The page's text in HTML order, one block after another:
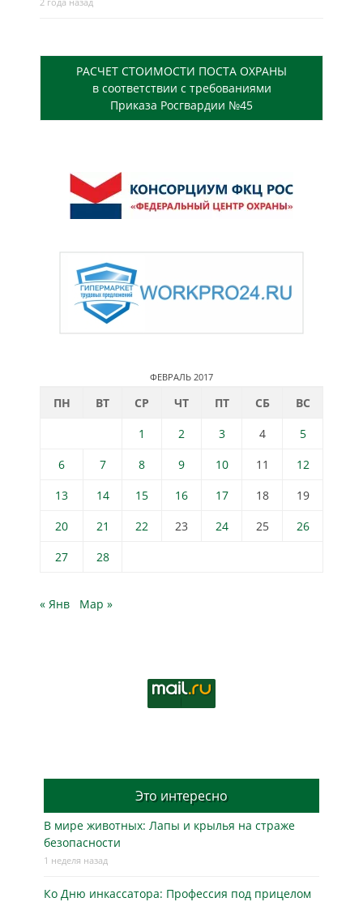
РАСЧЕТ СТОИМОСТИ ПОСТА ОХРАНЫ
в соответствии с требованиями
Приказа Росгвардии №45
ФЕВРАЛЬ 2017
ПН ВТ СР ЧТ ПТ СБ
ВС
1
2 3 4
5
6
7 8 9 10 11
12
13
14 15 16 17 18
19
20
21 22 23 24 25
26
27
28
« Янв Мар »
Это интересно
В мире животных: Лапы и крылья на страже
безопасности
1 неделя назад
Ко Дню инкассатора: Профессия под прицелом